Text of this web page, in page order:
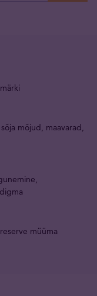
mõjud, maavarad,
müüma